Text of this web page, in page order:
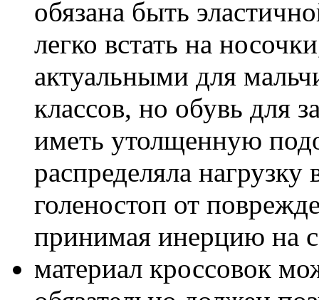
обязана быть
легко встать на
актуальными для
классов, но обувь для
иметь утолщенную
распределяла
голеностоп от
принимая инерцию на
материал кроссовок